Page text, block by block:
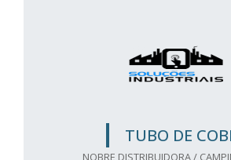
TUBO DE
NOBRE DISTRIBUIDORA /